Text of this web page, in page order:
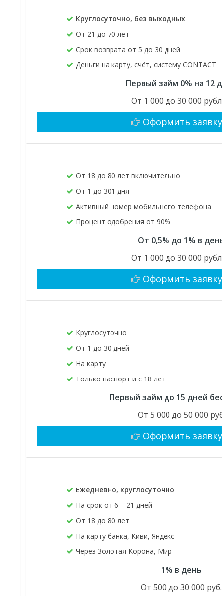
Круглосуточно, без выходных
От 21 до 70 лет
Срок возврата от 5 до 30 дней
Деньги на карту, счёт, систему CONTACT
Первый займ 0% на 12
От 1 000 до 30 000
Оформить заявку
От 18 до 80 лет включительно
От 1 до 301 дня
Активный номер мобильного телефона
Процент одобрения от 90%
От 0,5% до 1% в
От 1 000 до 30 000
Оформить заявку
Круглосуточно
От 1 до 30 дней
На карту
Только паспорт и с 18 лет
Первый займ до 15 дней
От 5 000 до 50 000
Оформить заявку
Ежедневно, круглосуточно
На срок от 6 – 21 дней
От 18 до 80 лет
На карту банка, Киви, Яндекс
Через Золотая Корона, Мир
1% в день
От 500 до 30 000 руб.